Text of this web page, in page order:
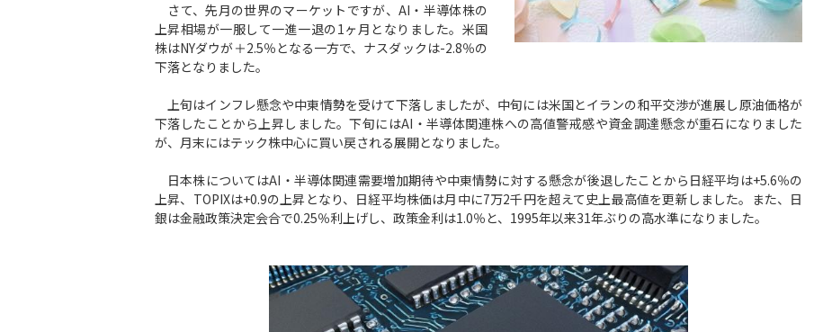
さて、先月の世界のマーケットですが、AI・半導体株の
上昇相場が一服して一進一退の1ヶ月となりました。米国
株はNYダウが＋2.5％となる一方で、ナスダックは-2.8％の
下落となりました。
上旬はインフレ懸念や中東情勢を受けて下落しましたが、中旬には米国とイランの和平交渉が進展し原油価格が
下落したことから上昇しました。下旬にはAI・半導体関連株への高値警戒感や資金調達懸念が重石になりました
が、月末にはテック株中心に買い戻される展開となりました。
日本株についてはAI・半導体関連需要増加期待や中東情勢に対する懸念が後退したことから日経平均は+5.6％の
上昇、TOPIXは+0.9の上昇となり、日経平均株価は月中に7万2千円を超えて史上最高値を更新しました。また、日
銀は金融政策決定会合で0.25％利上げし、政策金利は1.0％と、1995年以来31年ぶりの高水準になりました。